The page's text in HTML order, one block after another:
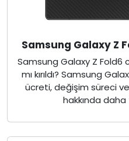
Samsung Galaxy Z
Samsung Galaxy Z
mı kırıldı? Samsung
ücreti, değişim süreci
hakkında